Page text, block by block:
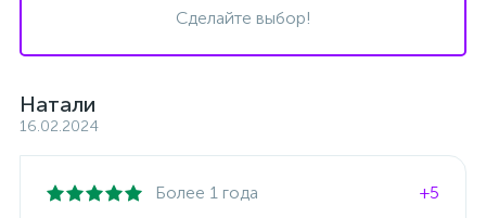
Сделайте выбор!
Натали
16.02.2024
Более 1 года
+5